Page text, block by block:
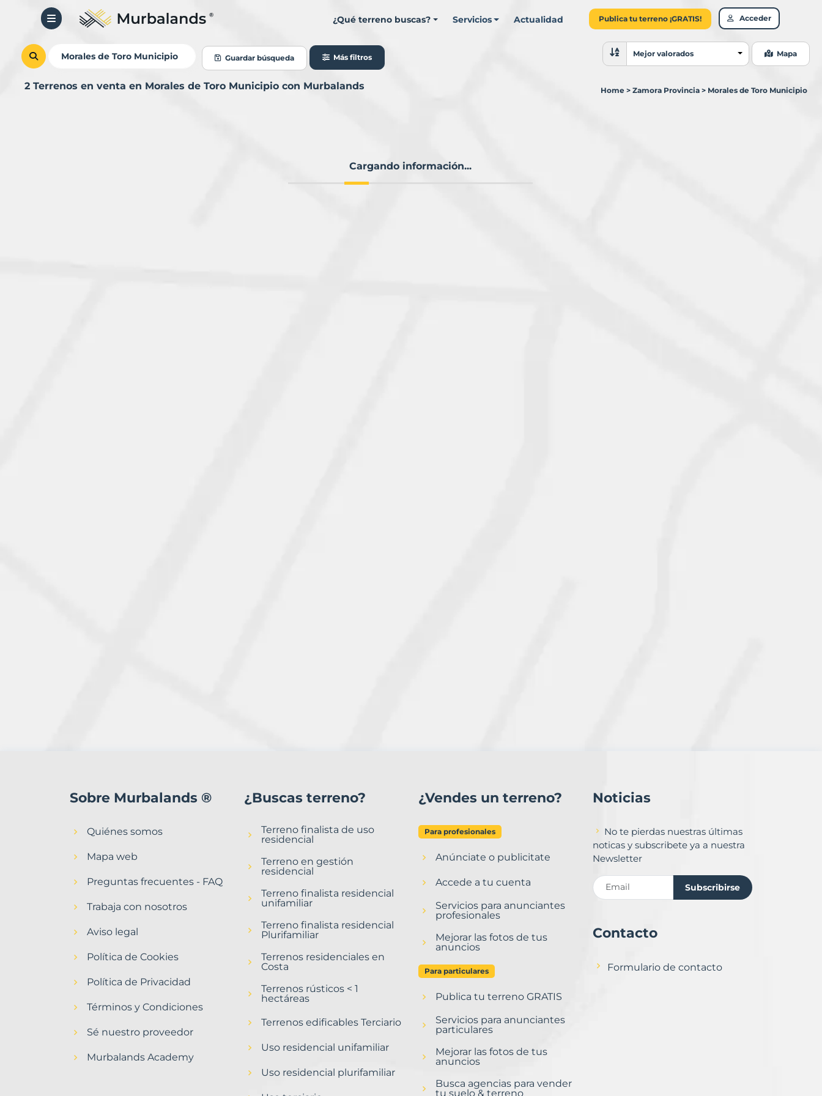
¿Qué terreno buscas? Servicios Actualidad Publica tu terreno ¡GRATIS! Acceder
Guardar búsqueda Más filtros
Ordenar resultados
Mejor valorados Mapa
2 Terrenos en venta en Morales de Toro Municipio con Murbalands Home > Zamora Provincia > Morales de Toro Municipio
Cargando información...
Murbalands
Sobre Murbalands ®
Quiénes somos
Mapa web
Preguntas frecuentes - FAQ
Trabaja con nosotros
Aviso legal
Política de Cookies
Política de Privacidad
Términos y Condiciones
Sé nuestro proveedor
Murbalands Academy
¿Buscas terreno?
Terreno finalista de uso
residencial
Terreno en gestión
residencial
Terreno finalista residencial
unifamiliar
Terreno finalista residencial
Plurifamiliar
Terrenos residenciales en
Costa
Terrenos rústicos < 1
hectáreas
Terrenos edificables Terciario
Uso residencial unifamiliar
Uso residencial plurifamiliar
¿Vendes un terreno?
Para profesionales
Anúnciate o publicitate
Accede a tu cuenta
Servicios para anunciantes
profesionales
Mejorar las fotos de tus
anuncios
Para particulares
Publica tu terreno GRATIS
Servicios para anunciantes
particulares
Mejorar las fotos de tus
anuncios
Busca agencias para vender
tu suelo & terreno
Noticias
No te pierdas nuestras últimas
noticas y subscribete ya a nuestra
Newsletter
Subscribirse
Contacto
Formulario de contacto